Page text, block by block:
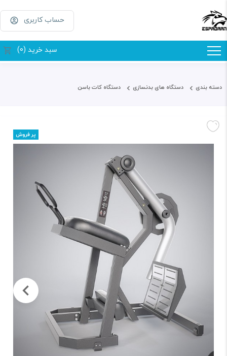
حساب کاربری
سبد خرید (0)
دسته بندی دستگاه های بدنسازی دستگاه کات باسن
پر فروش